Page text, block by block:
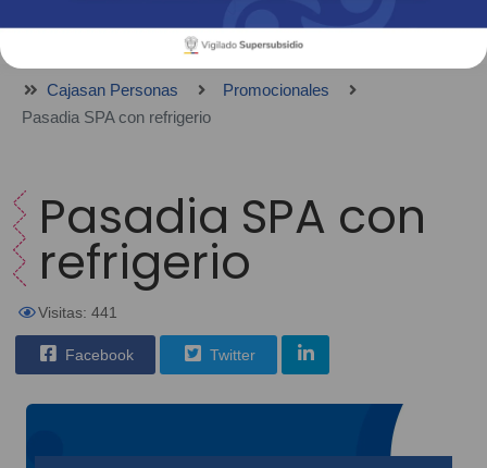
Cajasan Personas
Promocionales
Pasadia SPA con refrigerio
Pasadia SPA con
refrigerio
Visitas: 441
Facebook Twitter